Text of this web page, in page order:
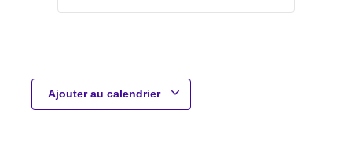
Ajouter au calendrier